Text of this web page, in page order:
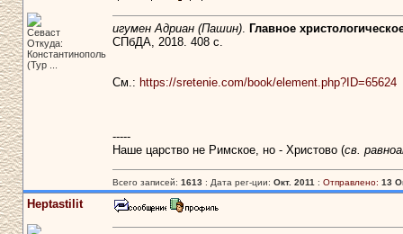
Севаст
Откуда:
Константинополь
(Тур ...
игумен Адриан (Пашин). Главное
СПбДА, 2018. 408 с.
См.: https://sretenie.com/book/element.php?ID=65624
-----
Наше царство не Римское, но - Христово (св.
Всего записей: 1613: Дата рег-ции: Окт. 2011 : Отправлено: 13
Heptastilit